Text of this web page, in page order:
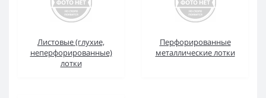
Листовые (глухие,
неперфорированные)
лотки
Перфорированные
металлические лотки